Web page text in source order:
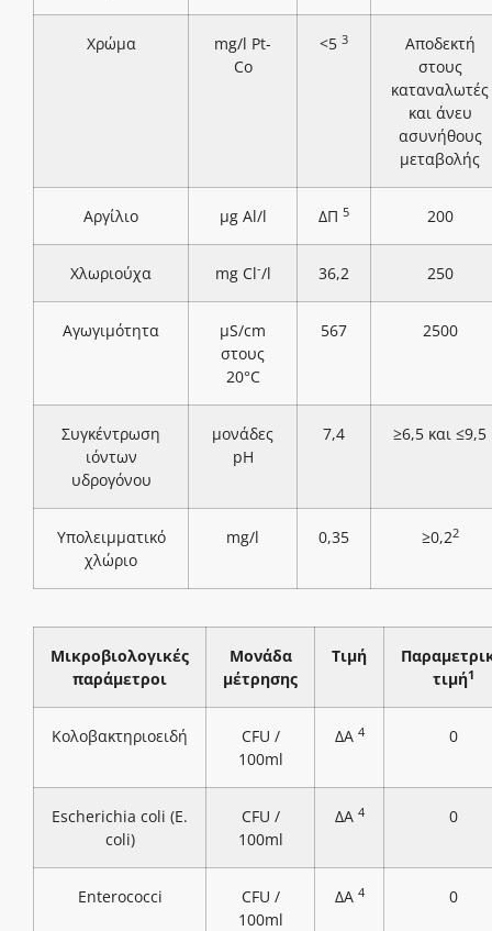
Χρώμα
mg/l Pt-
Co
<5 3
Αποδεκτή
στους
καταναλωτές
και άνευ
ασυνήθους
μεταβολής
Αργίλιο μg Al/l ΔΠ 5 200
Χλωριούχα mg Cl-/l 36,2 250
Αγωγιμότητα
μS/cm
στους
20°C
567 2500
Συγκέντρωση
ιόντων
υδρογόνου
μονάδες
pH
7,4 ≥6,5 και ≤9,5
Υπολειμματικό
χλώριο
mg/l 0,35 ≥0,22
Μικροβιολογικές
παράμετροι
Μονάδα
μέτρησης
Τιμή
τιμή1
Κολοβακτηριοειδή
CFU /
100ml
ΔΑ 4 0
Escherichia coli (E.
coli)
CFU /
100ml
ΔΑ 4 0
Enterococci
CFU /
100ml
ΔΑ 4 0